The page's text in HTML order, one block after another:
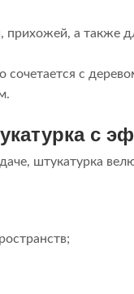
прихожей, а
сочетается с
с
штукатурка